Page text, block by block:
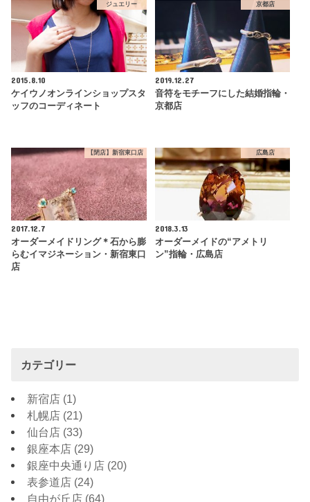
ジュエリー
2015.8.10
ケイウノオンラインショップスタ
ッフのコーディネート
京都店
2019.12.27
音符をモチーフにした結婚指輪・
京都店
【閉店】新宿東口店
2017.12.7
オーダーメイドリング＊石から膨
らむイマジネーション・新宿東口
店
広島店
2018.3.13
オーダーメイドの“アメトリ
ン”指輪・広島店
カテゴリー
新宿店 (1)
札幌店 (21)
仙台店 (33)
銀座本店 (29)
銀座中央通り店 (20)
表参道店 (24)
自由が丘店 (64)